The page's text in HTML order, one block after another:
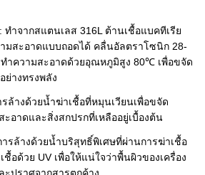
ทำจากสแตนเลส 316L ต้านเชื้อแบคทีเรีย
มสะอาดแบบถอดได้ คลื่นอัลตราโซนิก 28-
ทำความสะอาดด้วยอุณหภูมิสูง 80℃ เพื่อขจัด
ย่างทรงพลัง
รล้างด้วยน้ำฆ่าเชื้อที่หมุนเวียนเพื่อขจัด
ะอาดและสิ่งสกปรกที่เหลืออยู่เบื้องต้น
ารล้างด้วยน้ำบริสุทธิ์พิเศษที่ผ่านการฆ่าเชื้อ
ชื้อด้วย UV เพื่อให้แน่ใจว่าพื้นผิวของเครื่อง